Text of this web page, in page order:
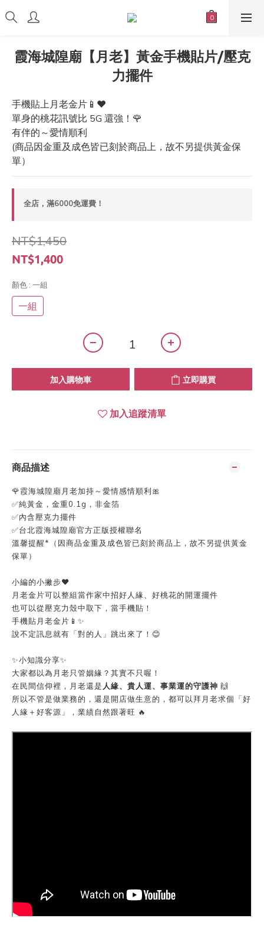
霞海城隍廟【月老】黃金手機貼片/壓克
力擺件
手機貼上月老金片📱❤️
單身的桃花訊號比 5G 還強！🌹
有伴的～愛情順利
(商品因金重及成色皆已刻於商品上，故不另提供黃金保
單）
全店，滿6000免運費！
NT$1,450
NT$1,400
顏色 : 一組
一組
加入購物車 立即購買
加入追蹤清單
商品描述
🌹霞海城隍廟月老加持～愛情感情順利🎀
✅純黃金，金重0.1g，非金箔
✅內含壓克力擺件
✅台北霞海城隍廟官方正版授權聯名
溫馨提醒*（因商品金重及成色皆已刻於商品上，故不另提供黃金
保單）
小編的小撇步❤️
月老金片可以整組當作家中招好人緣、好桃花的開運擺件
也可以從壓克力殼中取下，當手機貼！
手機貼月老金片📱✨
說不定訊息就有「對的人」跳出來了！😊
✨小知識分享✨
大家都以為月老只管姻緣？其實不只喔！
在民間信仰裡，月老還是 人緣、貴人運、事業運的守護神 🙌
所以不管是做業務的，還是開店做生意的，都可以拜月老求個「好
人緣＋好客源」，業績自然跟著旺 🔥